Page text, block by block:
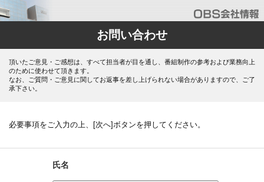
お問い合わせ
頂いたご意見・ご感想は、すべて担当者が目を通し、番組制作の参考および業務向上
のために使わせて頂きます。
なお、ご質問・ご意見に関してお返事を差し上げられない場合がありますので、ご了
承下さい。
必要事項をご入力の上、[次へ]ボタンを押してください。
氏名